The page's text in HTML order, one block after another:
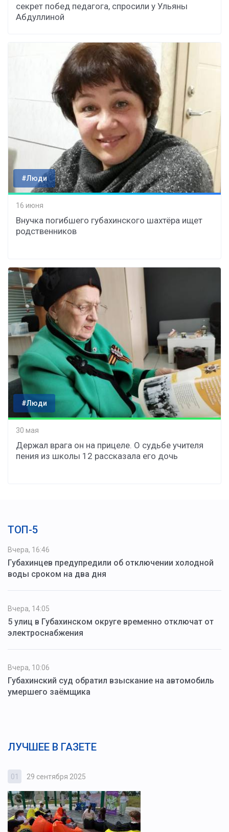
секрет побед педагога, спросили у Ульяны
Абдуллиной
#Люди
16 июня
Внучка погибшего губахинского шахтёра ищет
родственников
#Люди
30 мая
Держал врага он на прицеле. О судьбе учителя
пения из школы 12 рассказала его дочь
ТОП-5
Вчера, 16:46
Губахинцев предупредили об отключении холодной
воды сроком на два дня
Вчера, 14:05
5 улиц в Губахинском округе временно отключат от
электроснабжения
Вчера, 10:06
Губахинский суд обратил взыскание на автомобиль
умершего заёмщика
ЛУЧШЕЕ В ГАЗЕТЕ
01 29 сентября 2025